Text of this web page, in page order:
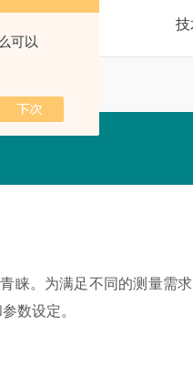
可以
技
。为满足不同的测量需
数设定。